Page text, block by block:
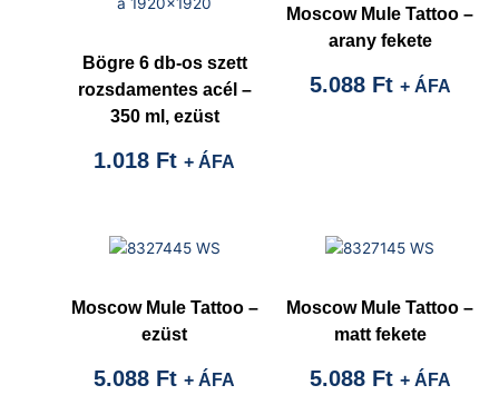
Bögre 6 db-os szett
rozsdamentes acél –
350 ml, ezüst
1.018 Ft + ÁFA
Moscow Mule Tattoo –
arany fekete
5.088 Ft + ÁFA
Moscow Mule Tattoo –
ezüst
5.088 Ft + ÁFA
Moscow Mule Tattoo –
matt fekete
5.088 Ft + ÁFA